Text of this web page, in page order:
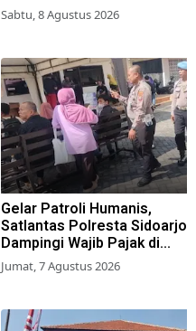
Lewat Program Desa
Brilian 1000 HPK
Sabtu, 8 Agustus 2026
Gelar Patroli Humanis,
Satlantas Polresta Sidoarjo
Dampingi Wajib Pajak di
Samsat
Jumat, 7 Agustus 2026